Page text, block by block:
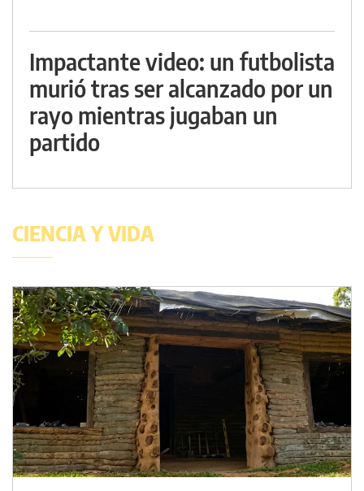
Impactante video: un futbolista
murió tras ser alcanzado por un
rayo mientras jugaban un
partido
CIENCIA Y VIDA